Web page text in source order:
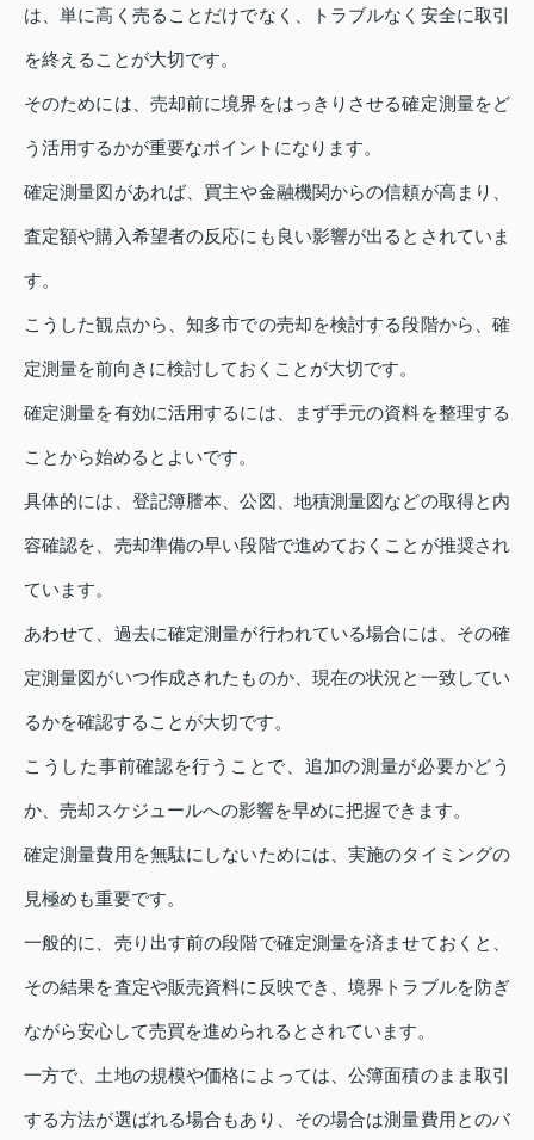
は、単に高く売ることだけでなく、トラブルなく安全に取引
を終えることが大切です。
そのためには、売却前に境界をはっきりさせる確定測量をど
う活用するかが重要なポイントになります。
確定測量図があれば、買主や金融機関からの信頼が高まり、
査定額や購入希望者の反応にも良い影響が出るとされていま
す。
こうした観点から、知多市での売却を検討する段階から、確
定測量を前向きに検討しておくことが大切です。
確定測量を有効に活用するには、まず手元の資料を整理する
ことから始めるとよいです。
具体的には、登記簿謄本、公図、地積測量図などの取得と内
容確認を、売却準備の早い段階で進めておくことが推奨され
ています。
あわせて、過去に確定測量が行われている場合には、その確
定測量図がいつ作成されたものか、現在の状況と一致してい
るかを確認することが大切です。
こうした事前確認を行うことで、追加の測量が必要かどう
か、売却スケジュールへの影響を早めに把握できます。
確定測量費用を無駄にしないためには、実施のタイミングの
見極めも重要です。
一般的に、売り出す前の段階で確定測量を済ませておくと、
その結果を査定や販売資料に反映でき、境界トラブルを防ぎ
ながら安心して売買を進められるとされています。
一方で、土地の規模や価格によっては、公簿面積のまま取引
する方法が選ばれる場合もあり、その場合は測量費用とのバ